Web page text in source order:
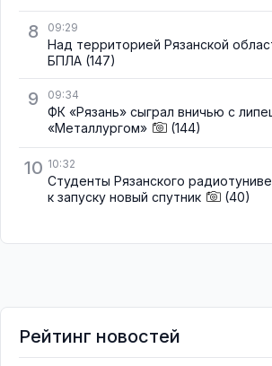
8 09:29
Над территорией Рязанской
БПЛА (147)
9 09:34
ФК «Рязань» сыграл вничью с
«Металлургом»
(144)
10 10:32
Студенты Рязанского
к запуску новый спутник
(40)
Рейтинг новостей